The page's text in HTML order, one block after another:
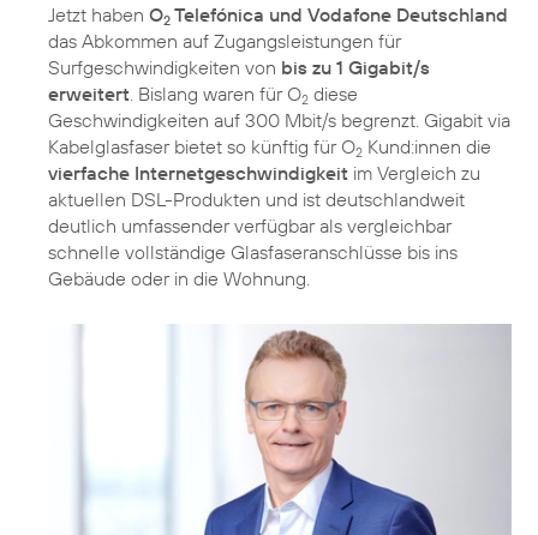
Jetzt haben O2 Telefónica und Vodafone Deutschland
das Abkommen auf Zugangsleistungen für
Surfgeschwindigkeiten von bis zu 1 Gigabit/s
erweitert . Bislang waren für O2 diese
Geschwindigkeiten auf 300 Mbit/s begrenzt. Gigabit via
Kabelglasfaser bietet so künftig für O2 Kund:innen die
vierfache Internetgeschwindigkeit im Vergleich zu
aktuellen DSL-Produkten und ist deutschlandweit
deutlich umfassender verfügbar als vergleichbar
schnelle vollständige Glasfaseranschlüsse bis ins
Gebäude oder in die Wohnung.